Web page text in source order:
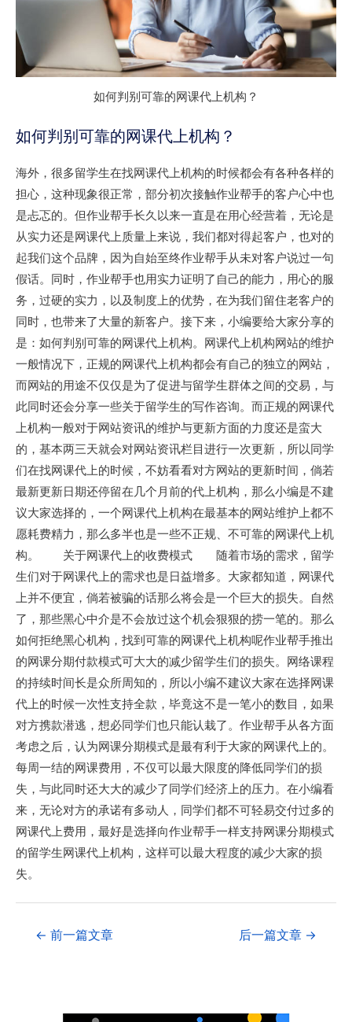
如何判别可靠的网课代上机构？
如何判别可靠的网课代上机构？
海外，很多留学生在找网课代上机构的时候都会有各种各样的
担心，这种现象很正常，部分初次接触作业帮手的客户心中也
是忐忑的。但作业帮手长久以来一直是在用心经营着，无论是
从实力还是网课代上质量上来说，我们都对得起客户，也对的
起我们这个品牌，因为自始至终作业帮手从未对客户说过一句
假话。同时，作业帮手也用实力证明了自己的能力，用心的服
务，过硬的实力，以及制度上的优势，在为我们留住老客户的
同时，也带来了大量的新客户。接下来，小编要给大家分享的
是：如何判别可靠的网课代上机构。网课代上机构网站的维护
一般情况下，正规的网课代上机构都会有自己的独立的网站，
而网站的用途不仅仅是为了促进与留学生群体之间的交易，与
此同时还会分享一些关于留学生的写作咨询。而正规的网课代
上机构一般对于网站资讯的维护与更新方面的力度还是蛮大
的，基本两三天就会对网站资讯栏目进行一次更新，所以同学
们在找网课代上的时候，不妨看看对方网站的更新时间，倘若
最新更新日期还停留在几个月前的代上机构，那么小编是不建
议大家选择的，一个网课代上机构在最基本的网站维护上都不
愿耗费精力，那么多半也是一些不正规、不可靠的网课代上机
构。 关于网课代上的收费模式 随着市场的需求，留学
生们对于网课代上的需求也是日益增多。大家都知道，网课代
上并不便宜，倘若被骗的话那么将会是一个巨大的损失。自然
了，那些黑心中介是不会放过这个机会狠狠的捞一笔的。那么
如何拒绝黑心机构，找到可靠的网课代上机构呢作业帮手推出
的网课分期付款模式可大大的减少留学生们的损失。网络课程
的持续时间长是众所周知的，所以小编不建议大家在选择网课
代上的时候一次性支持全款，毕竟这不是一笔小的数目，如果
对方携款潜逃，想必同学们也只能认栽了。作业帮手从各方面
考虑之后，认为网课分期模式是最有利于大家的网课代上的。
每周一结的网课费用，不仅可以最大限度的降低同学们的损
失，与此同时还大大的减少了同学们经济上的压力。在小编看
来，无论对方的承诺有多动人，同学们都不可轻易交付过多的
网课代上费用，最好是选择向作业帮手一样支持网课分期模式
的留学生网课代上机构，这样可以最大程度的减少大家的损
失。
← 前一篇文章 后一篇文章 →